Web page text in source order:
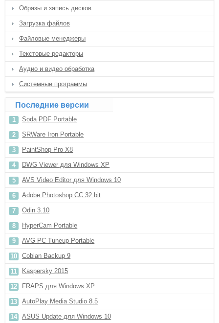
Образы и запись дисков
Загрузка файлов
Файловые менеджеры
Текстовые редакторы
Аудио и видео обработка
Системные программы
Последние версии
Soda PDF Portable
SRWare Iron Portable
PaintShop Pro X8
DWG Viewer для Windows XP
AVS Video Editor для Windows 10
Adobe Photoshop CC 32 bit
Odin 3.10
HyperCam Portable
AVG PC Tuneup Portable
Cobian Backup 9
Kaspersky 2015
FRAPS для Windows XP
AutoPlay Media Studio 8.5
ASUS Update для Windows 10